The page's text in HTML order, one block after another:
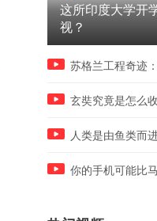
推动全员应休尽休、休满休
这所印度大学开
视？
苏格兰工程奇迹
玄奘究竟是怎么
人类是由鱼类而
你的手机可能比